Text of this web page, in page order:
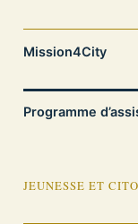
Mission4City
Programme
JEUNESSE ET